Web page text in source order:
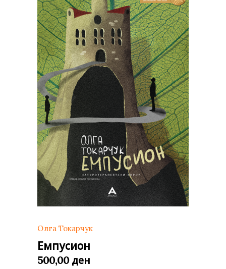
Олга Токарчук
Емпусион
500,00 ден